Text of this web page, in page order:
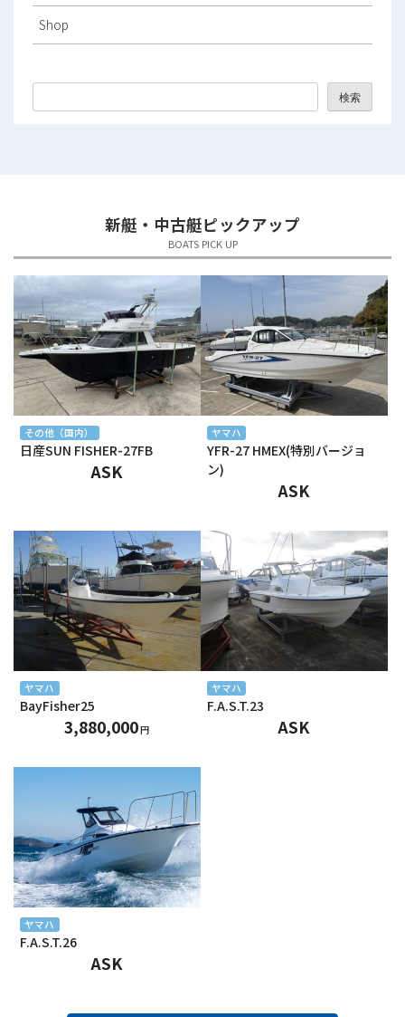
2025年11月
2025年10月
2025年9月
2025年4月
2025年3月
2025年2月
2025年1月
2024年12月
2024年11月
2024年9月
2024年8月
2024年7月
2024年6月
2024年5月
2024年4月
2024年2月
2024年1月
2023年12月
2023年11月
2023年10月
Shop
検索
新艇・中古艇ピックアップ
BOATS PICK UP
その他（国内）
日産SUN FISHER-27FB
ASK
ヤマハ
YFR-27 HMEX(特別バージョ
ン)
ASK
ヤマハ
BayFisher25
3,880,000円
ヤマハ
F.A.S.T.23
ASK
ヤマハ
F.A.S.T.26
ASK